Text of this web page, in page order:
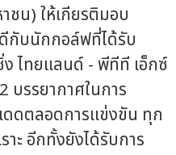
น) ให้เกียรติมอบ
กับนักกอล์ฟที่ได้รับ
ง ไทยแลนด์ - พีทีที เอ็กซ์
รรยากาศในการ
ดตลอดการแข่งขัน ทุก
าะ อีกทั้งยังได้รับการ